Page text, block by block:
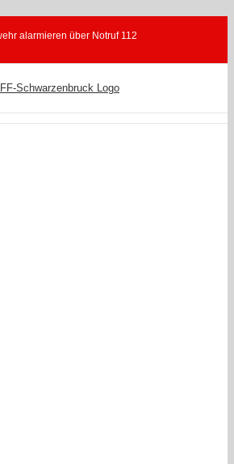
alarmieren über Notruf 112